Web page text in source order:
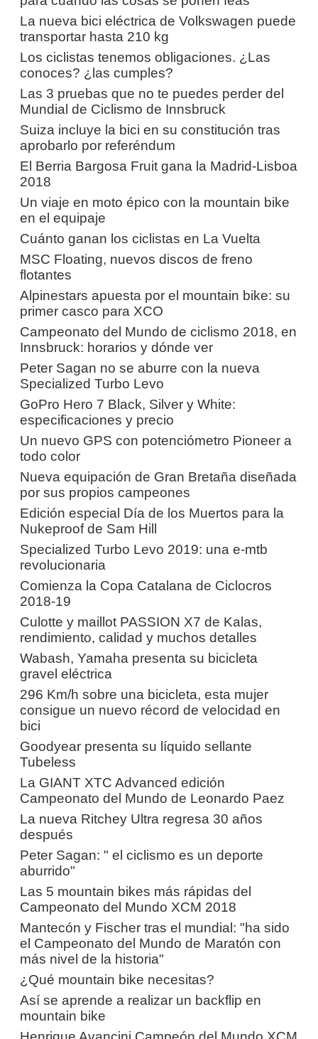
La nueva bici eléctrica de Volkswagen puede
transportar hasta 210 kg
Los ciclistas tenemos obligaciones. ¿Las
conoces? ¿las cumples?
Las 3 pruebas que no te puedes perder del
Mundial de Ciclismo de Innsbruck
Suiza incluye la bici en su constitución tras
aprobarlo por referéndum
El Berria Bargosa Fruit gana la Madrid-Lisboa
2018
Un viaje en moto épico con la mountain bike
en el equipaje
Cuánto ganan los ciclistas en La Vuelta
MSC Floating, nuevos discos de freno
flotantes
Alpinestars apuesta por el mountain bike: su
primer casco para XCO
Campeonato del Mundo de ciclismo 2018, en
Innsbruck: horarios y dónde ver
Peter Sagan no se aburre con la nueva
Specialized Turbo Levo
GoPro Hero 7 Black, Silver y White:
especificaciones y precio
Un nuevo GPS con potenciómetro Pioneer a
todo color
Nueva equipación de Gran Bretaña diseñada
por sus propios campeones
Edición especial Día de los Muertos para la
Nukeproof de Sam Hill
Specialized Turbo Levo 2019: una e-mtb
revolucionaria
Comienza la Copa Catalana de Ciclocros
2018-19
Culotte y maillot PASSION X7 de Kalas,
rendimiento, calidad y muchos detalles
Wabash, Yamaha presenta su bicicleta
gravel eléctrica
296 Km/h sobre una bicicleta, esta mujer
consigue un nuevo récord de velocidad en
bici
Goodyear presenta su líquido sellante
Tubeless
La GIANT XTC Advanced edición
Campeonato del Mundo de Leonardo Paez
La nueva Ritchey Ultra regresa 30 años
después
Peter Sagan: " el ciclismo es un deporte
aburrido"
Las 5 mountain bikes más rápidas del
Campeonato del Mundo XCM 2018
Mantecón y Fischer tras el mundial: "ha sido
el Campeonato del Mundo de Maratón con
más nivel de la historia"
¿Qué mountain bike necesitas?
Así se aprende a realizar un backflip en
mountain bike